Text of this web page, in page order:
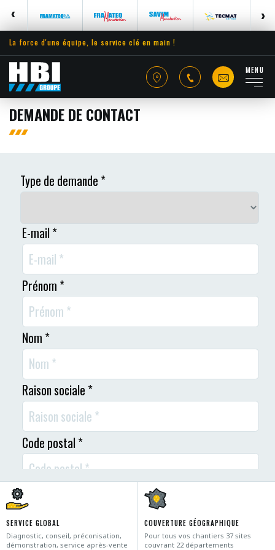
La force d'une équipe, le service clé en main !
MENU
DEMANDE DE CONTACT
SERVICE GLOBAL
Diagnostic, conseil, préconisation,
démonstration, service après-vente
COUVERTURE GÉOGRAPHIQUE
Pour tous vos chantiers 37 sites
couvrant 22 départements